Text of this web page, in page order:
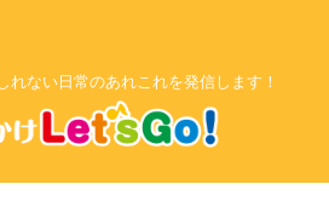
れない日常のあれこれを発信します！